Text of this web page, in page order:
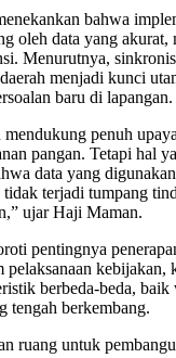
bahwa
oleh data yang akurat,
Menurutnya,
menjadi kunci
baru di lapangan.
penuh
pangan. Tetapi hal
data yang
terjadi tumpang
ujar Haji Maman.
pentingnya
pelaksanaan kebijakan,
berbeda-beda, baik
tengah berkembang.
ruang untuk